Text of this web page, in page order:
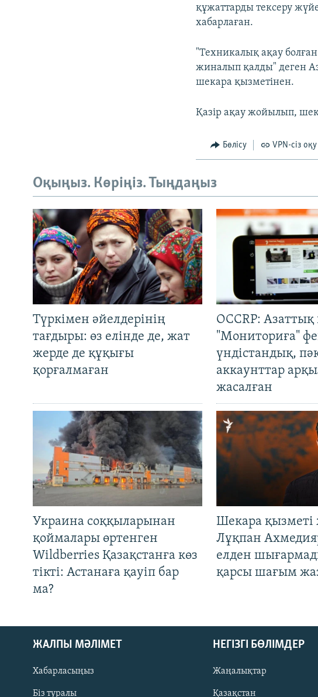
құжаттарды тексеру
хабарлаған.
"Техникалық ақау
жиналып қалды" деген
шекара қызметінен.
Қазір ақау жойылып,
Бөлісу VPN-сіз оқу
Оқыңыз. Көріңіз. Тыңдаңыз
Түркімен әйелдерінің
тағдыры: өз елінде де, жат
жерде де құқығы
қорғалмаған
OCCRP: Азаттық
"Мониториға"
үндістандық,
аккаунттар
жасалған
Украина соққыларынан
қоймалары өртенген
Wildberries Қазақстанға көз
тікті: Астанаға қауіп бар
ма?
Шекара қызметі
Лұқпан
елден
қарсы шағым
ЖАЛПЫ МӘЛІМЕТ
Хабарласыңыз
Біз туралы
НЕГІЗГІ БӨЛІМДЕР
Жаңалықтар
Қазақстан